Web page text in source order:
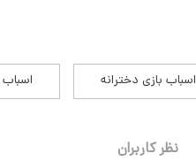
اسباب بازی دخترانه اسباب
نظر کاربران